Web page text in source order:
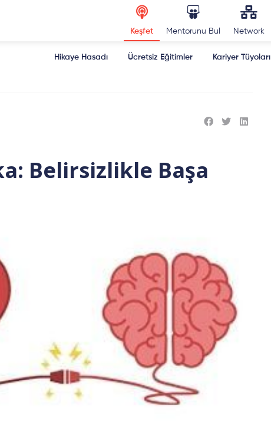
Keşfet Mentorunu Bul Network
Hikaye Hasadı Ücretsiz Eğitimler Kariyer Tüyoları
Belirsizlikle Başa